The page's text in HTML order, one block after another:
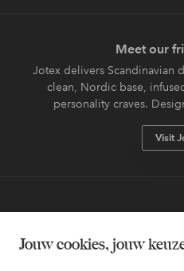
Jouw cookies, jouw
Meet our
Jotex delivers Scandinavian
clean, Nordic base,
personality craves.
Visit
Wil je meer weten